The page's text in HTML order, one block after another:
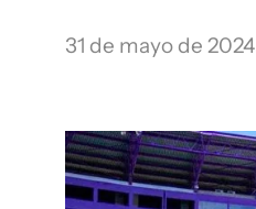
31 de mayo de 2024